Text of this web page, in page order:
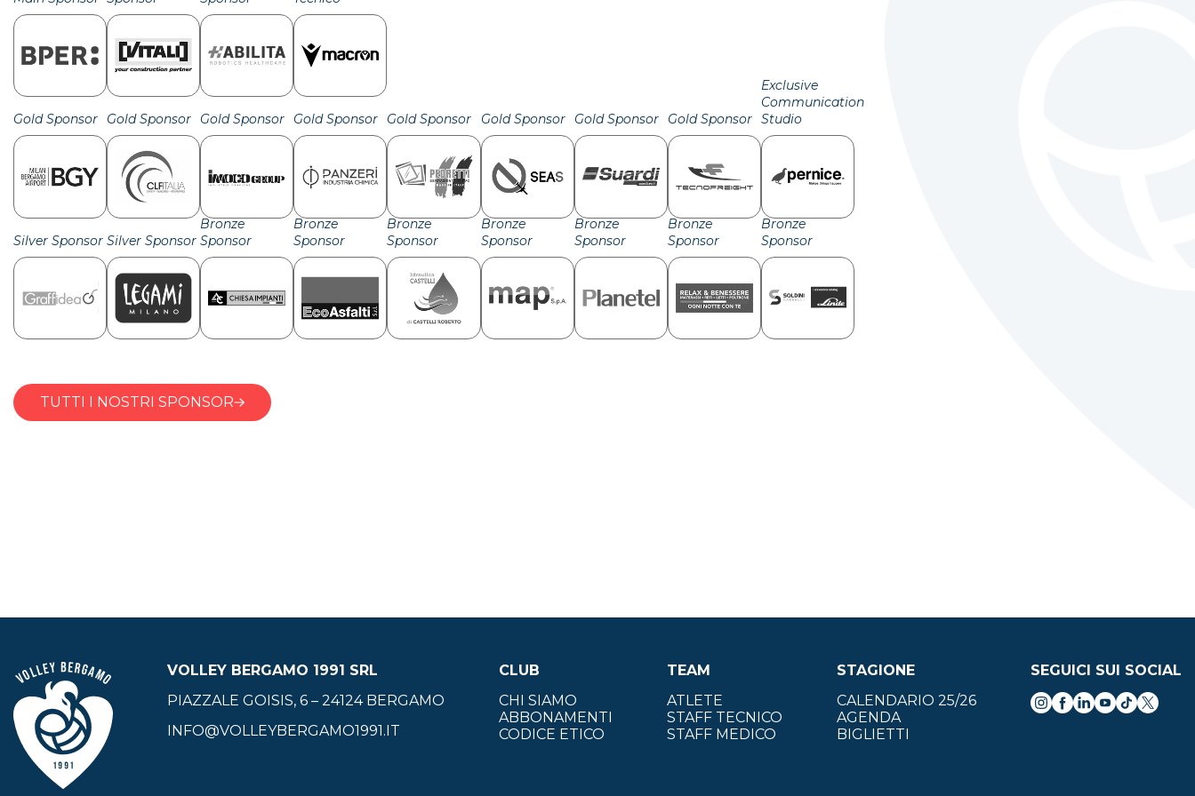
Gold Sponsor Gold Sponsor Gold Sponsor Gold Sponsor Gold Sponsor Gold Sponsor Gold Sponsor Gold Sponsor
Exclusive
Communication
Studio
Silver Sponsor Silver Sponsor
Bronze
Sponsor
Bronze
Sponsor
Bronze
Sponsor
Bronze
Sponsor
Bronze
Sponsor
Bronze
Sponsor
Bronze
Sponsor
TUTTI I NOSTRI SPONSOR
VOLLEY BERGAMO 1991 SRL
PIAZZALE GOISIS, 6 – 24124 BERGAMO
INFO@VOLLEYBERGAMO1991.IT
CLUB
CHI SIAMO
ABBONAMENTI
CODICE ETICO
TEAM
ATLETE
STAFF TECNICO
STAFF MEDICO
STAGIONE
CALENDARIO 25/26
AGENDA
BIGLIETTI
SEGUICI SUI SOCIAL